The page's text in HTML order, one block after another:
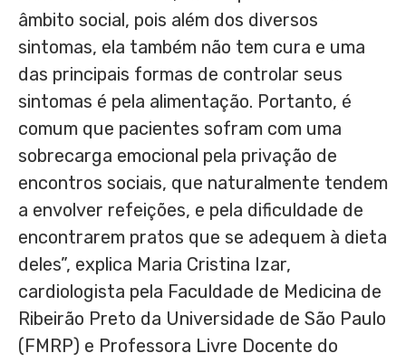
âmbito social, pois além dos diversos
sintomas, ela também não tem cura e uma
das principais formas de controlar seus
sintomas é pela alimentação. Portanto, é
comum que pacientes sofram com uma
sobrecarga emocional pela privação de
encontros sociais, que naturalmente tendem
a envolver refeições, e pela dificuldade de
encontrarem pratos que se adequem à dieta
deles”, explica Maria Cristina Izar,
cardiologista pela Faculdade de Medicina de
Ribeirão Preto da Universidade de São Paulo
(FMRP) e Professora Livre Docente do